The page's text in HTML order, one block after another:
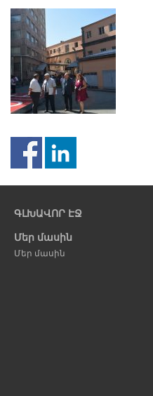
էջ
ԳԼԽԱՎՈՐ ԷՋ
Մեր մասին
Մեր մասին